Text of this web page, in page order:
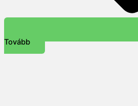
Tovább